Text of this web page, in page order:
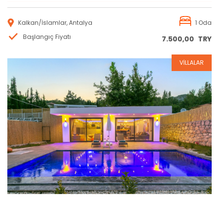
Kalkan/İslamlar, Antalya
1 Oda
Başlangıç Fiyatı
7.500,00 TRY
Rezervasyon
VİLLALAR